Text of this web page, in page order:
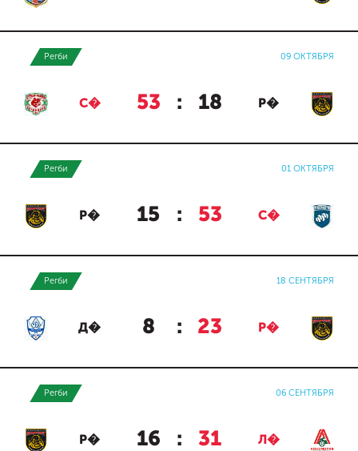
Регби 09 ОКТЯБРЯ
С� 53 : 18 Р�
Регби 01 ОКТЯБРЯ
Р� 15 : 53 С�
Регби 18 СЕНТЯБРЯ
Д� 8 : 23 Р�
Регби 06 СЕНТЯБРЯ
Р� 16 : 31 Л�